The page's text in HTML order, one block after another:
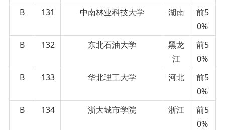
B
131 中南林业科技大学 湖南
前5
0%
B
132 东北石油大学
黑龙
江
前5
0%
B
133 华北理工大学 河北
前5
0%
B
134 浙大城市学院 浙江
前5
0%